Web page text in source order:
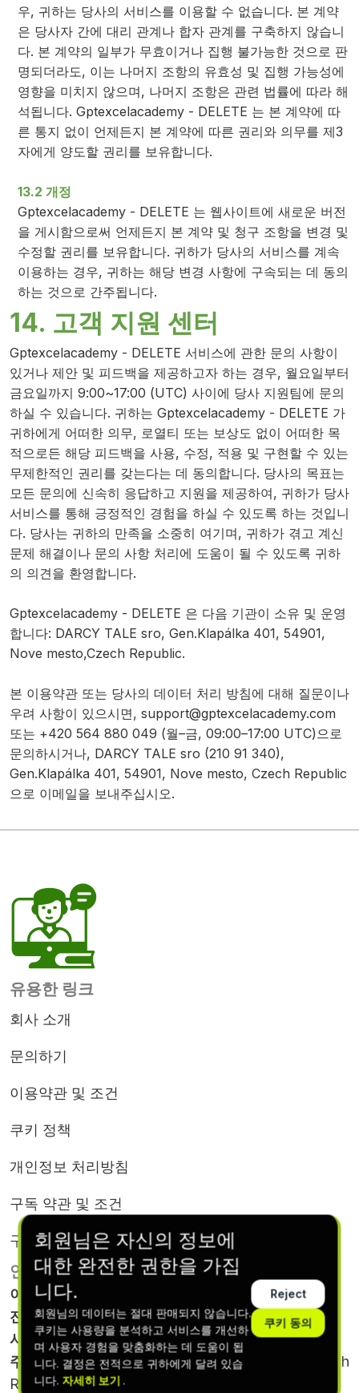
우, 귀하는 당사의 서비스를 이용할 수 없습니다. 본 계약
은 당사자 간에 대리 관계나 합자 관계를 구축하지 않습니
다. 본 계약의 일부가 무효이거나 집행 불가능한 것으로 판
명되더라도, 이는 나머지 조항의 유효성 및 집행 가능성에
영향을 미치지 않으며, 나머지 조항은 관련 법률에 따라 해
석됩니다. Gptexcelacademy - DELETE 는 본 계약에 따
른 통지 없이 언제든지 본 계약에 따른 권리와 의무를 제3
자에게 양도할 권리를 보유합니다.
13.2 개정
Gptexcelacademy - DELETE 는 웹사이트에 새로운 버전
을 게시함으로써 언제든지 본 계약 및 청구 조항을 변경 및
수정할 권리를 보유합니다. 귀하가 당사의 서비스를 계속
이용하는 경우, 귀하는 해당 변경 사항에 구속되는 데 동의
하는 것으로 간주됩니다.
14. 고객 지원 센터
Gptexcelacademy - DELETE 서비스에 관한 문의 사항이
있거나 제안 및 피드백을 제공하고자 하는 경우, 월요일부터
금요일까지 9:00~17:00 (UTC) 사이에 당사 지원팀에 문의
하실 수 있습니다. 귀하는 Gptexcelacademy - DELETE 가
귀하에게 어떠한 의무, 로열티 또는 보상도 없이 어떠한 목
적으로든 해당 피드백을 사용, 수정, 적용 및 구현할 수 있는
무제한적인 권리를 갖는다는 데 동의합니다. 당사의 목표는
모든 문의에 신속히 응답하고 지원을 제공하여, 귀하가 당사
서비스를 통해 긍정적인 경험을 하실 수 있도록 하는 것입니
다. 당사는 귀하의 만족을 소중히 여기며, 귀하가 겪고 계신
문제 해결이나 문의 사항 처리에 도움이 될 수 있도록 귀하
의 의견을 환영합니다.
Gptexcelacademy - DELETE 은 다음 기관이 소유 및 운영
합니다: DARCY TALE sro, Gen.Klapálka 401, 54901,
Nove mesto,Czech Republic.
본 이용약관 또는 당사의 데이터 처리 방침에 대해 질문이나
우려 사항이 있으시면, support@gptexcelacademy.com
또는 +420 564 880 049 (월–금, 09:00–17:00 UTC)으로
문의하시거나, DARCY TALE sro (210 91 340),
Gen.Klapálka 401, 54901, Nove mesto, Czech Republic
으로 이메일을 보내주십시오.
유용한 링크
회사 소개
문의하기
이용약관 및 조건
쿠키 정책
개인정보 처리방침
구독 약관 및 조건
구독 취소
연락처 정보
이메일 :support@gptexcelacademy.com
전화: +420 564 880 049
시간 : Monday - Friday, 9:00-17:00 (UTC)
주소: Gen.Klapálka 401, Nove mesto, 54901, Czech
Republic
회원님은 자신의 정보에
대한 완전한 권한을 가집
니다.
회원님의 데이터는 절대 판매되지 않습니다.
쿠키는 사용량을 분석하고 서비스를 개선하
며 사용자 경험을 맞춤화하는 데 도움이 됩
니다. 결정은 전적으로 귀하에게 달려 있습
니다. 자세히 보기 .
Reject
쿠키 동의